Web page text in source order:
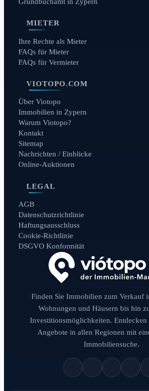
MIETER
Ihre Rechte als Mieter
FAQs für Mieter
FAQs für Vermieter
VIOTOPO.COM
Über Viotopo
Immobilien in Zypern
Warum Viotopo?
Kontakt
Sitemap
Nachrichten / Einblicke
Online-Auktionen
LEGAL
AGB
Datenschutzrichtlinie
Haftungsausschluss
Cookie-Richtlinie
DSGVO Konformität
Finden Sie Immobilien zum Verkauf
Wohnungen und Häusern bis hin
Investitionsmöglichkeiten. Entdecken
Angebote in allen Regionen mit
Immobiliensuche.